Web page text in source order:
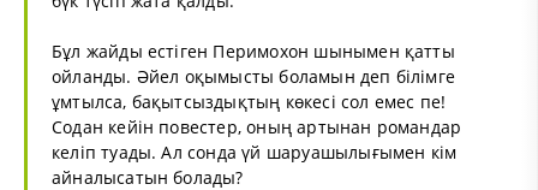
Бұл жайды естіген Перимохон шынымен қатты
ойланды. Әйел оқымысты боламын деп білімге
ұмтылса, бақытсыздықтың көкесі сол емес пе!
Содан кейін повестер, оның артынан романдар
келіп туады. Ал сонда үй шаруашылығымен кім
айналысатын болады?